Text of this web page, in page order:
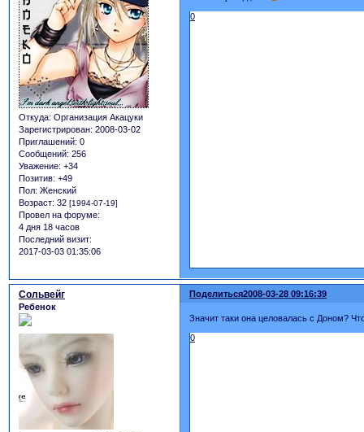
Откуда: Организация Акацуки
Зарегистрирован: 2008-03-02
Приглашений: 0
Сообщений: 256
Уважение: +34
Позитив: +49
Пол: Женский
Возраст: 32 [1994-07-19]
Провел на форуме:
4 дня 18 часов
Последний визит:
2017-03-03 01:35:06
0
Поделиться2008-03-28 09:16:39
Сольвейг
Ребенок
Значит таки она целовалась с Доном?
0